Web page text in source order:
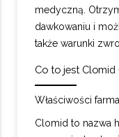
medyczną.
dawkowaniu i
także warunki
Co to jest Clomid
Właściwości
Clomid to nazwa